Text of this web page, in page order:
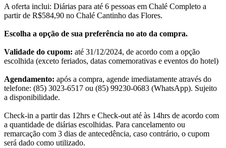
A oferta inclui: Diárias para até 6 pessoas em Chalé Completo a
partir de R$584,90 no Chalé Cantinho das Flores.
Escolha a opção de sua preferência no ato da compra.
Validade do cupom: até 31/12/2024, de acordo com a opção
escolhida (exceto feriados, datas comemorativas e eventos do hotel)
Agendamento: após a compra, agende imediatamente através do
telefone: (85) 3023-6517 ou (85) 99230-0683 (WhatsApp). Sujeito
a disponibilidade.
Check-in a partir das 12hrs e Check-out até às 14hrs de acordo com
a quantidade de diárias escolhidas. Para cancelamento ou
remarcação com 3 dias de antecedência, caso contrário, o cupom
será dado como utilizado.